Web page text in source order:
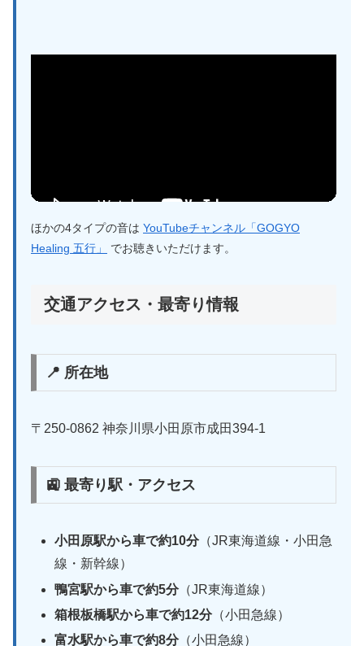
ほかの4タイプの音は YouTubeチャンネル「GOGYO
Healing 五行」
でお聴きいただけます。
交通アクセス・最寄り情報
📍 所在地
〒250-0862 神奈川県小田原市成田394-1
🚉 最寄り駅・アクセス
小田原駅から車で約10分（JR東海道線・小田急
線・新幹線）
鴨宮駅から車で約5分（JR東海道線）
箱根板橋駅から車で約12分（小田急線）
富水駅から車で約8分（小田急線）